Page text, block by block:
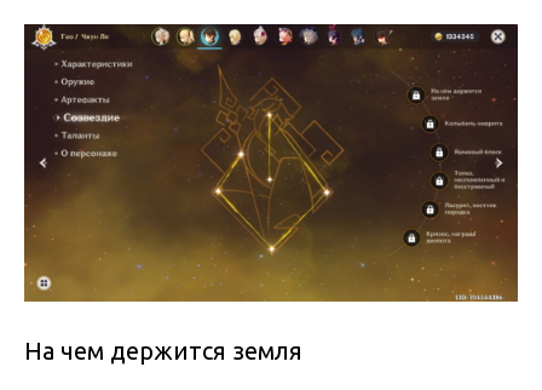
На чем держится земля